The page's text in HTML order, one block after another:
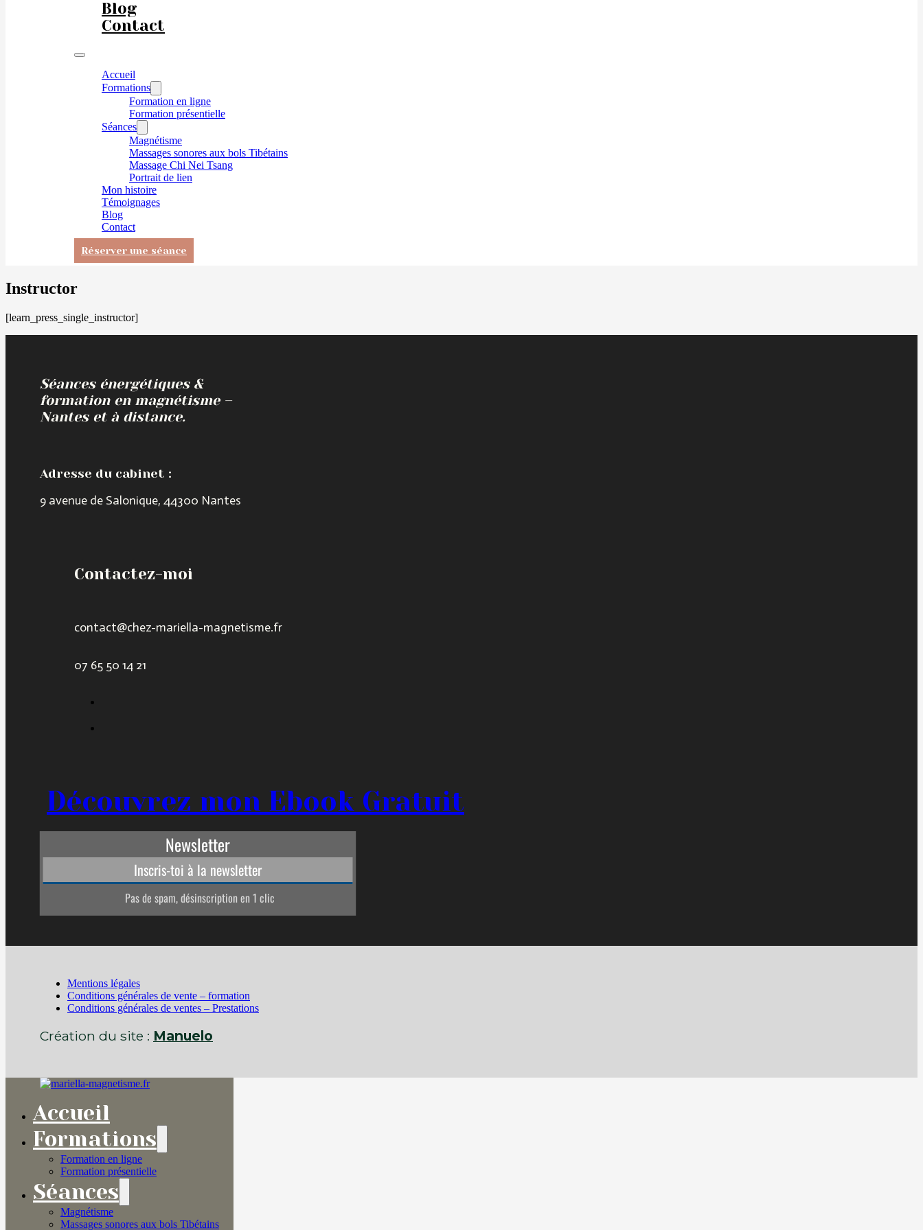
Blog
Contact
Accueil
Formations
Formation en ligne
Formation présentielle
Séances
Magnétisme
Massages sonores aux bols Tibétains
Massage Chi Nei Tsang
Portrait de lien
Mon histoire
Témoignages
Blog
Contact
Réserver une séance
Instructor
[learn_press_single_instructor]
Séances énergétiques &
formation en magnétisme –
Nantes et à distance.
Adresse du cabinet :
9 avenue de Salonique, 44300 Nantes
Contactez-moi
contact@chez-mariella-magnetisme.fr
07 65 50 14 21
Découvrez mon Ebook Gratuit
Mentions légales
Conditions générales de vente – formation
Conditions générales de ventes – Prestations
Création du site : Manuelo
Accueil
Formations
Formation en ligne
Formation présentielle
Séances
Magnétisme
Massages sonores aux bols Tibétains